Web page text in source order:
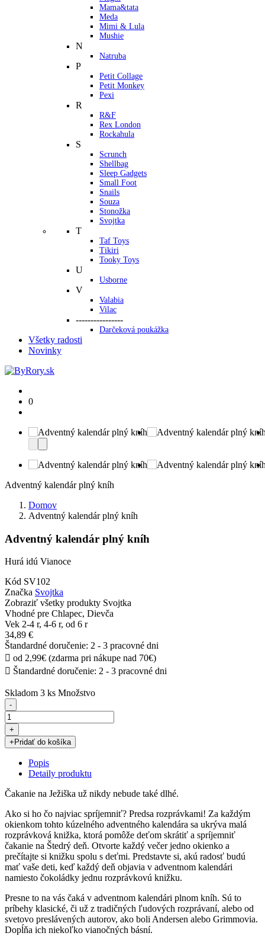
Mama&tata
Meda
Mimi & Lula
Mushie
N
Natruba
P
Petit Collage
Petit Monkey
Pexi
R
R&F
Rex London
Rockahula
S
Scrunch
Shellbag
Sleep Gadgets
Small Foot
Snails
Souza
Stonožka
Svojtka
T
Taf Toys
Tikiri
Tooky Toys
U
Usborne
V
Valabia
Vilac
----------------
Darčeková poukážka
Všetky radosti
Novinky
0
Adventný kalendár plný kníh
Domov
Adventný kalendár plný kníh
Adventný kalendár plný kníh
Hurá idú Vianoce
Kód SV102
Značka Svojtka
Zobraziť všetky produkty Svojtka
Vhodné pre Chlapec, Dievča
Vek 2-4 r, 4-6 r, od 6 r
34,89 €
Štandardné doručenie: 2 - 3 pracovné dni
 od 2,99€ (zdarma pri nákupe nad 70€)
 Štandardné doručenie: 2 - 3 pracovné dni
Skladom 3 ks Množstvo
-
+
+ Pridať do košíka
Popis
Detaily produktu
Čakanie na Ježiška už nikdy nebude také dlhé.
Ako si ho čo najviac spríjemniť? Predsa rozprávkami! Za každým
okienkom tohto kúzelného adventného kalendára sa ukrýva malá
rozprávková knižka, ktorá pomôže deťom skrátiť a spríjemniť
čakanie na Štedrý deň. Otvorte každý večer jedno okienko a
prečítajte si knižku spolu s deťmi. Predstavte si, akú radosť budú
mať vaše deti, keď každý deň objavia v adventnom kalendári
namiesto čokoládky jednu rozprávkovú knižku.
Presne to na vás čaká v adventnom kalendári plnom kníh. Sú to
príbehy klasické, či už z tradičných ľudových rozprávaní, alebo od
svetovo preslávených autorov, ako boli Andersen alebo Grimmovia.
Dopĺňa ich niekoľko vianočných básní.